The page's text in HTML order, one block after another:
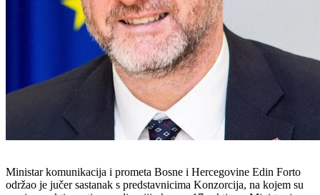
Ministar komunikacija i prometa Bosne i Hercegovine Edin Forto
održao je jučer sastanak s predstavnicima Konzorcija, na kojem su